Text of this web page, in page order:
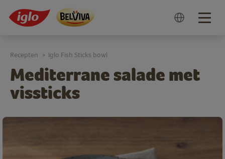
Mediterrane salade met
vissticks
Recepten > Iglo Fish Sticks bowl